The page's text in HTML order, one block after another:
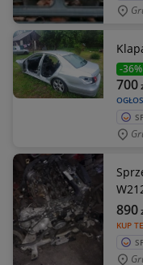
-36%
700
KUP
890